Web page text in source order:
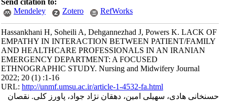
Send citation to:
Mendeley
Zotero RefWorks
Hassankhani H, Soheili A, Dehgannezhad J, Powers K. LACK OF
EMPATHY IN INTERACTION BETWEEN PATIENT/FAMILY
AND HEALTHCARE PROFESSIONALS IN AN IRANIAN
EMERGENCY DEPARTMENT: A FOCUSED
ETHNOGRAPHIC STUDY. Nursing and Midwifery Journal
2022; 20 (1) :1-16
URL:http://unmf.umsu.ac.ir/article-1-4532-fa.html
حسنخانی هادی، سهیلی امین، دهقان نژاد جواد، پاورز کلی. نقصان